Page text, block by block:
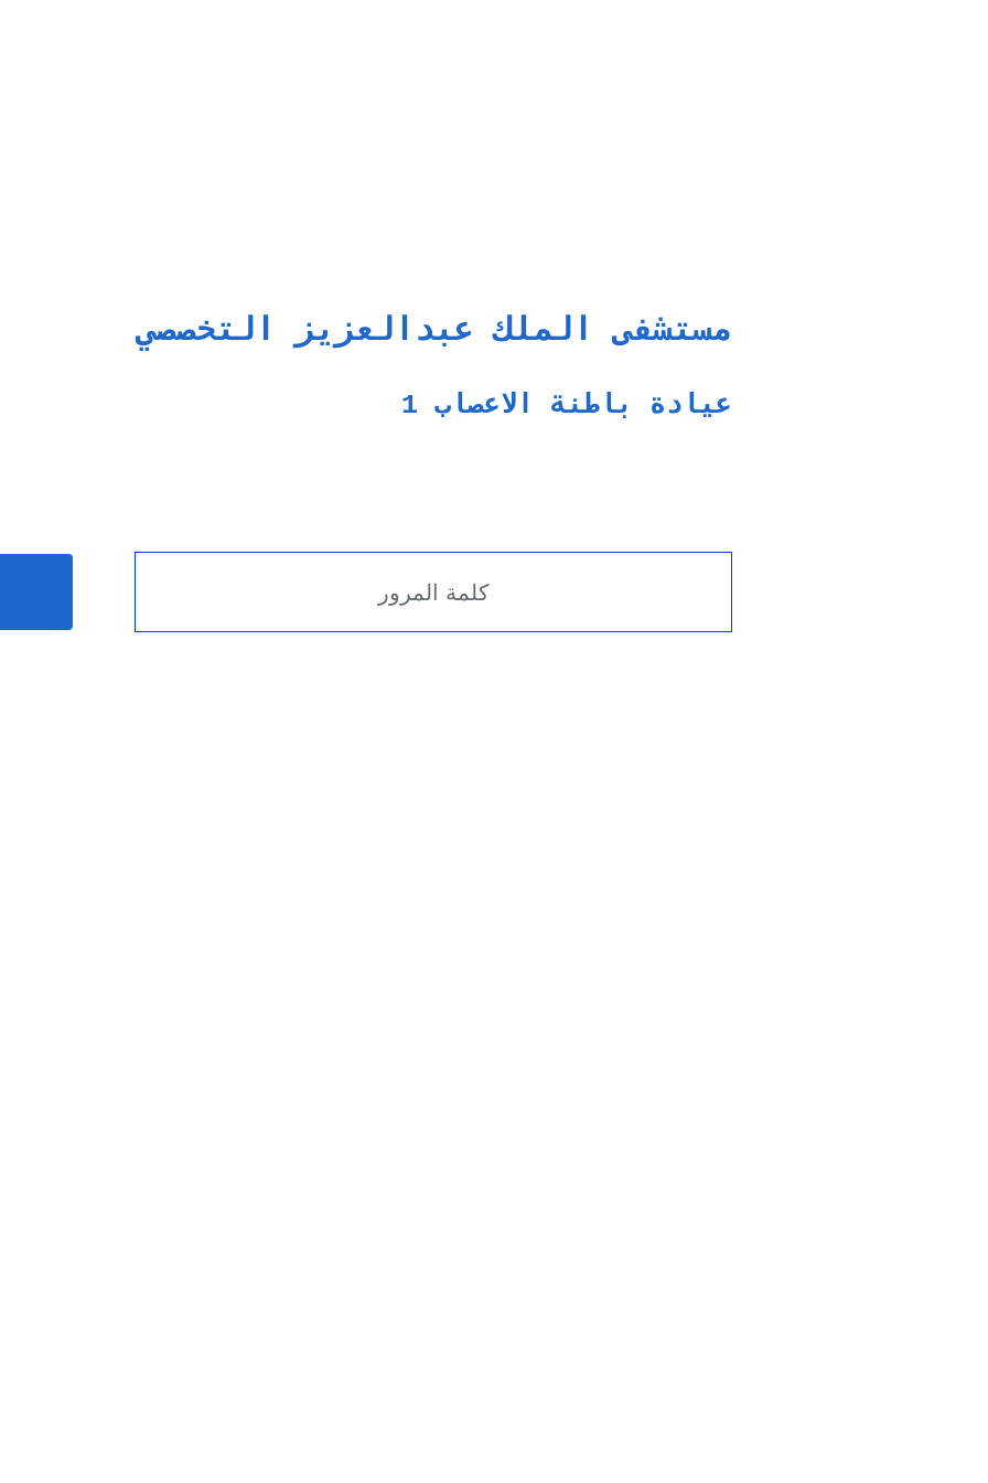
مستشفى الملك عبدالعزيز التخصصي
عيادة باطنة الاعصاب 1